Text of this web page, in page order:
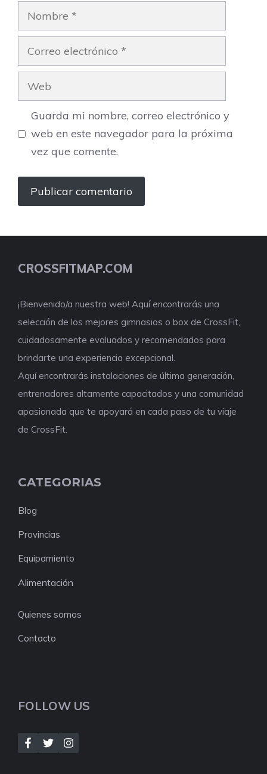
Nombre
Correo
electrónico
Web
Guarda mi nombre, correo electrónico y
web en este navegador para la próxima
vez que comente.
CROSSFITMAP.COM
¡Bienvenido/a nuestra web! Aquí encontrarás una
selección de los mejores gimnasios o box de CrossFit,
cuidadosamente evaluados y recomendados para
brindarte una experiencia excepcional.
Aquí encontrarás instalaciones de última generación,
entrenadores altamente capacitados y una comunidad
apasionada que te apoyará en cada paso de tu viaje
de CrossFit.
CATEGORIAS
Blog
Provincias
Equipamiento
Alimentación
Quienes somos
Contacto
FOLLOW US